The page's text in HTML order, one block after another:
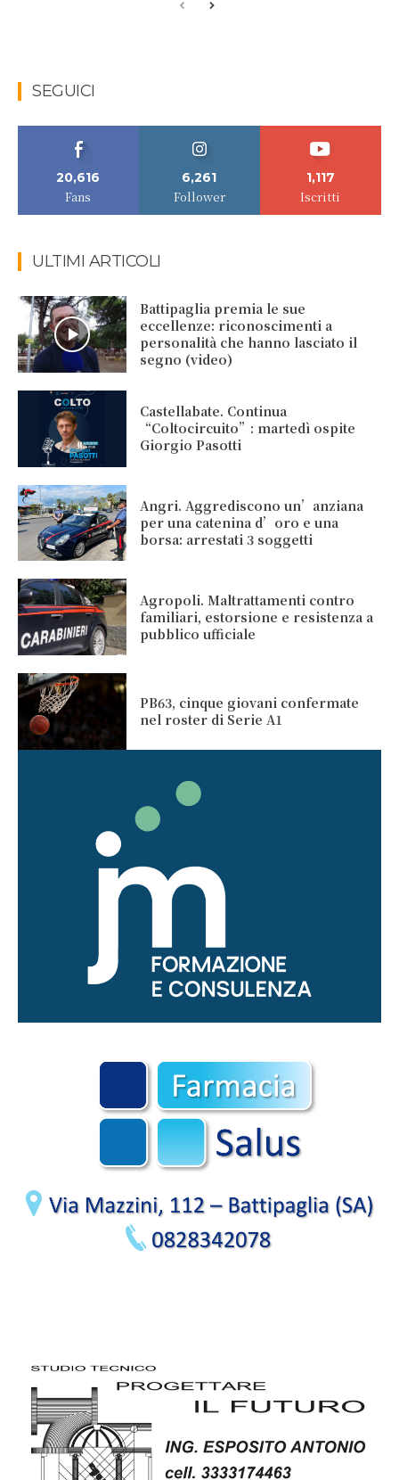
SEGUICI
20,616
Fans
6,261
Follower
1,117
Iscritti
ULTIMI ARTICOLI
Battipaglia premia le sue
eccellenze: riconoscimenti a
personalità che hanno lasciato il
segno (video)
Castellabate. Continua
“Coltocircuito”: martedì ospite
Giorgio Pasotti
Angri. Aggrediscono un’anziana
per una catenina d’oro e una
borsa: arrestati 3 soggetti
Agropoli. Maltrattamenti contro
familiari, estorsione e resistenza a
pubblico ufficiale
PB63, cinque giovani confermate
nel roster di Serie A1